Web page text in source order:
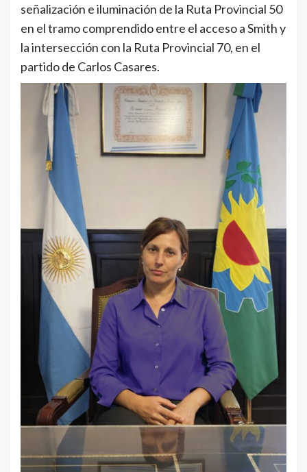
señalización e iluminación de la Ruta Provincial 50
en el tramo comprendido entre el acceso a Smith y
la intersección con la Ruta Provincial 70, en el
partido de Carlos Casares.